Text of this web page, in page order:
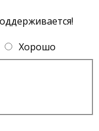
среди любителей
и рыбаков в лесах
охрана ЧОП и
на трассах при
Хорошо